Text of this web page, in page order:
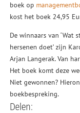
boek op
kost het boek 24,95
De winnaars van ‘Wat
hersenen doet’ zijn
Arjan Langerak. Van
Het boek komt deze
Niet gewonnen?
boekbespreking.
Delen: